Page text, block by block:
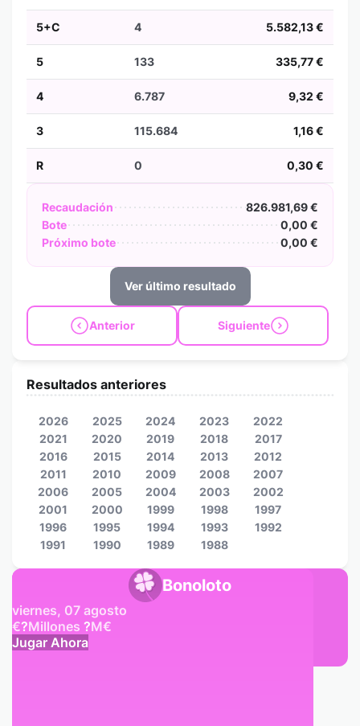
5+C 4 5.582,13 €
5 133 335,77 €
4 6.787 9,32 €
3 115.684 1,16 €
R 0 0,30 €
Recaudación
826.981,69 €
Bote
0,00 €
Próximo bote
0,00 €
Ver último resultado
Anterior Siguiente
Bonoloto
viernes, 07 agosto
€?Millones ?M€
Jugar Ahora
Resultados anteriores
2026 2025 2024 2023
2022
2021
2020 2019 2018
2017
2016
2015 2014 2013
2012
2011
2010 2009 2008
2007
2006
2005 2004 2003
2002
2001
2000 1999 1998
1997
1996
1995 1994 1993
1992
1991
1990 1989 1988